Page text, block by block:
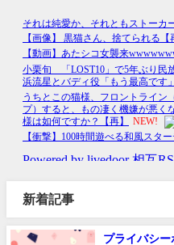
新着記事
プライバシ